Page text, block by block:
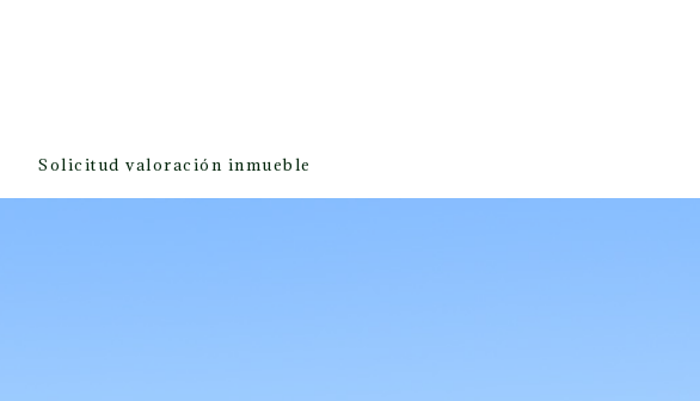
Solicitud valoración inmueble